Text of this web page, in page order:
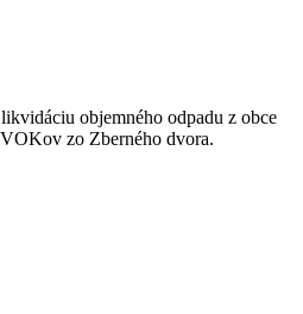
objemného odpadu z obce
zo Zberného dvora.